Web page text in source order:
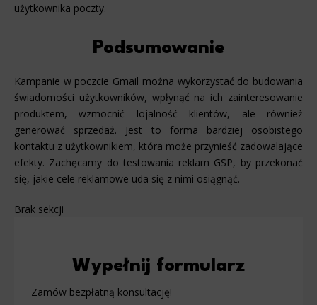
Wypełnij formularz
Zamów bezpłatną konsultację!
użytkownika poczty.
Podsumowanie
Kampanie w poczcie Gmail można wykorzystać do budowania
świadomości użytkowników, wpłynąć na ich zainteresowanie
produktem, wzmocnić lojalność klientów, ale również
generować sprzedaż. Jest to forma bardziej osobistego
kontaktu z użytkownikiem, która może przynieść zadowalające
efekty. Zachęcamy do testowania reklam GSP, by przekonać
się, jakie cele reklamowe uda się z nimi osiągnąć.
Brak sekcji